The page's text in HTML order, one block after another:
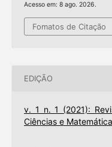
Acesso em: 8 ago. 2026.
Fomatos de Citação
EDIÇÃO
v. 1 n. 1 (2021):
Ciências e